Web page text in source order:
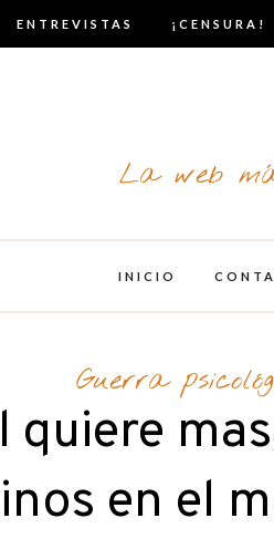
ENTREVISTAS ¡CENSURA!
La web
INICIO
Guerra
quiere
en el